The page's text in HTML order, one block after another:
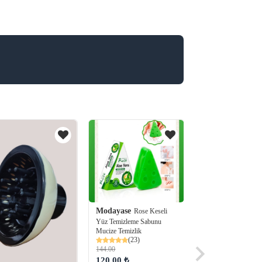
Modayase Rose Keseli
Yüz Temizleme Sabunu
Mucize Temizlik
(23)
144.00